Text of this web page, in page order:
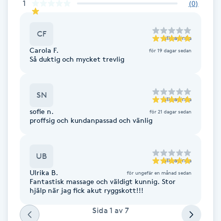
Face framing
Faceliftmassage
Fet hårbotten
Fettreducering
Fotmassage
1 (0)
CF till Lapinta
Carola F. för 19 dagar sedan
Så duktig och mycket trevlig
SN till Lapinta
sofie n. för 21 dagar sedan
proffsig och kundanpassad och vänlig
UB till Lapinta
Ulrika B. för ungefär en månad sedan
Fantastisk massage och väldigt kunnig. Stor
hjälp när jag fick akut ryggskott!!!
Sida 1 av 7